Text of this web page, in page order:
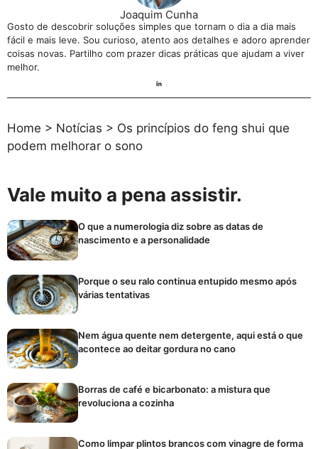
Joaquim Cunha
Gosto de descobrir soluções simples que tornam o dia a dia mais
fácil e mais leve. Sou curioso, atento aos detalhes e adoro aprender
coisas novas. Partilho com prazer dicas práticas que ajudam a viver
melhor.
Home > Notícias > Os princípios do feng shui que
podem melhorar o sono
Vale muito a pena assistir.
O que a numerologia diz sobre as datas de
nascimento e a personalidade
Porque o seu ralo continua entupido mesmo após
várias tentativas
Nem água quente nem detergente, aqui está o que
acontece ao deitar gordura no cano
Borras de café e bicarbonato: a mistura que
revoluciona a cozinha
Como limpar plintos brancos com vinagre de forma